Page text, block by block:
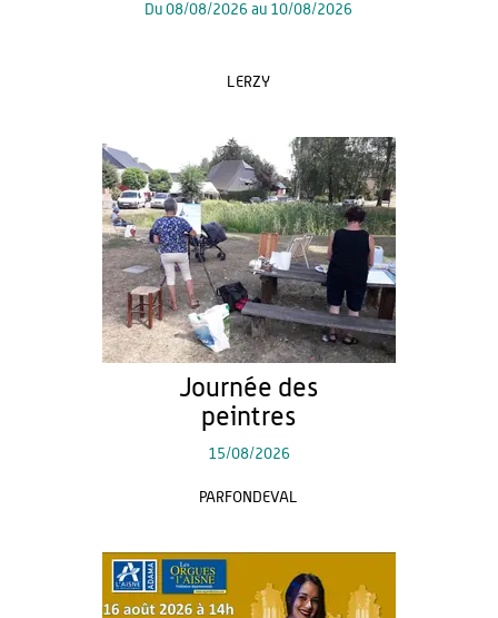
Du08/08/2026 au 10/08/2026
LERZY
Journée des
peintres
15/08/2026
PARFONDEVAL